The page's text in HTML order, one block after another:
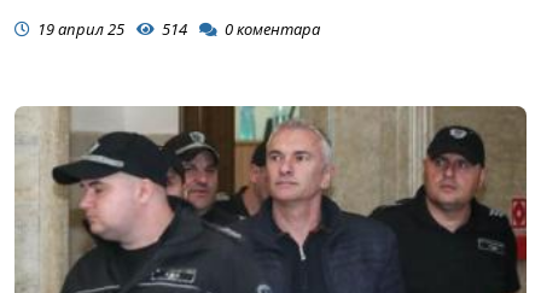
19 април 25 514 0коментара